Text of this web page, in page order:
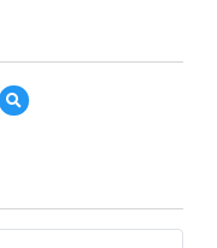
預
覽
國
小.zip